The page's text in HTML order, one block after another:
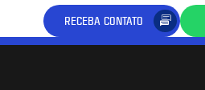
RECEBA CONTATO